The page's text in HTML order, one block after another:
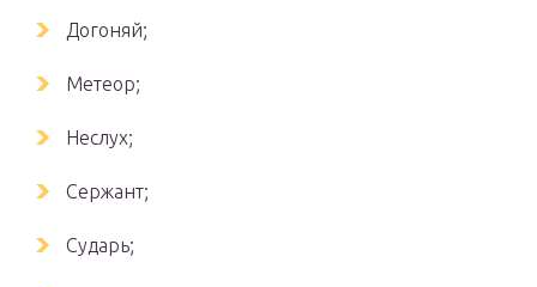
Догоняй;
Метеор;
Неслух;
Сержант;
Сударь;